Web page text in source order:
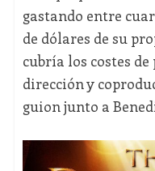
gastando entre
de dólares de su
cubría los costes
dirección y
guion junto a